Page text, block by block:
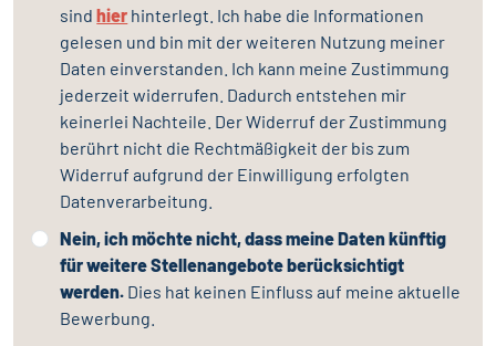
sindhier hinterlegt. Ich habe die Informationen
gelesen und bin mit der weiteren Nutzung meiner
Daten einverstanden. Ich kann meine Zustimmung
jederzeit widerrufen. Dadurch entstehen mir
keinerlei Nachteile. Der Widerruf der Zustimmung
berührt nicht die Rechtmäßigkeit der bis zum
Widerruf aufgrund der Einwilligung erfolgten
Datenverarbeitung.
Nein, ich möchte nicht, dass meine Daten künftig
für weitere Stellenangebote berücksichtigt
werden. Dies hat keinen Einfluss auf meine aktuelle
Bewerbung.